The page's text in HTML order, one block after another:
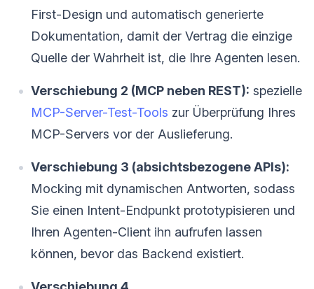
First-Design und automatisch generierte
Dokumentation, damit der Vertrag die einzige
Quelle der Wahrheit ist, die Ihre Agenten lesen.
Verschiebung 2 (MCP neben REST): spezielle
MCP-Server-Test-Tools zur Überprüfung Ihres
MCP-Servers vor der Auslieferung.
Verschiebung 3 (absichtsbezogene APIs):
Mocking mit dynamischen Antworten, sodass
Sie einen Intent-Endpunkt prototypisieren und
Ihren Agenten-Client ihn aufrufen lassen
können, bevor das Backend existiert.